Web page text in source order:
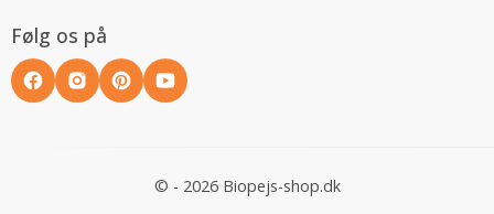
Følg os på
© - 2026 Biopejs-shop.dk